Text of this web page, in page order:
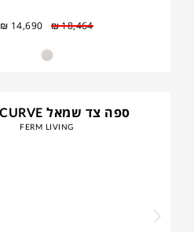
₪18,464
₪ 14,690
ספה צד שמאל RICO CURVE
FERM LIVING